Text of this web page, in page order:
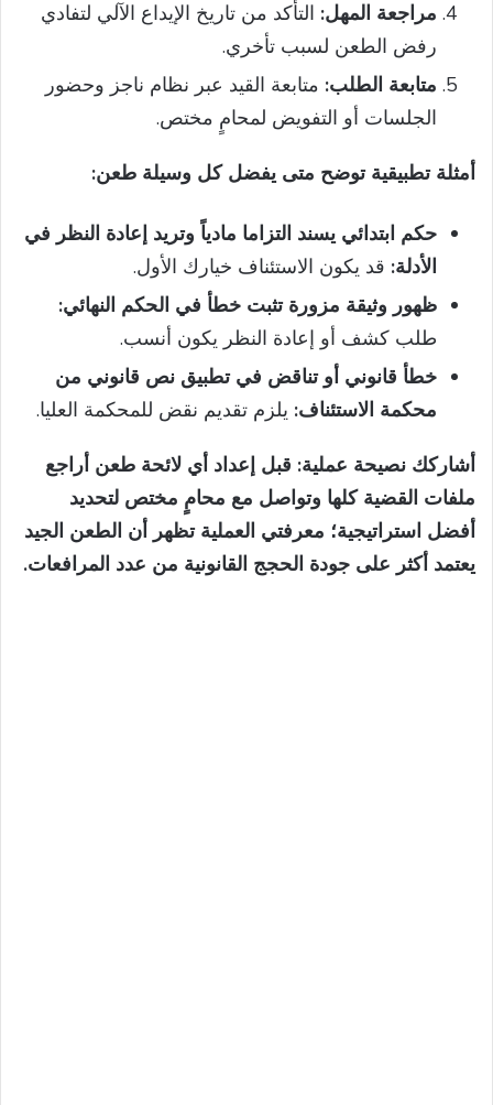
مراجعة المهل: التأكد من تاريخ الإيداع الآلي لتفادي
رفض الطعن لسبب تأخري.
متابعة الطلب: متابعة القيد عبر نظام ناجز وحضور
الجلسات أو التفويض لمحامٍ مختص.
أمثلة تطبيقية توضح متى يفضل كل وسيلة طعن:
حكم ابتدائي يسند التزاما مادياً وتريد إعادة النظر في
الأدلة: قد يكون الاستئناف خيارك الأول.
ظهور وثيقة مزورة تثبت خطأ في الحكم النهائي:
طلب كشف أو إعادة النظر يكون أنسب.
خطأ قانوني أو تناقض في تطبيق نص قانوني من
محكمة الاستئناف: يلزم تقديم نقض للمحكمة العليا.
أشاركك نصيحة عملية: قبل إعداد أي لائحة طعن أراجع
ملفات القضية كلها وتواصل مع محامٍ مختص لتحديد
أفضل استراتيجية؛ معرفتي العملية تظهر أن الطعن الجيد
يعتمد أكثر على جودة الحجج القانونية من عدد المرافعات.